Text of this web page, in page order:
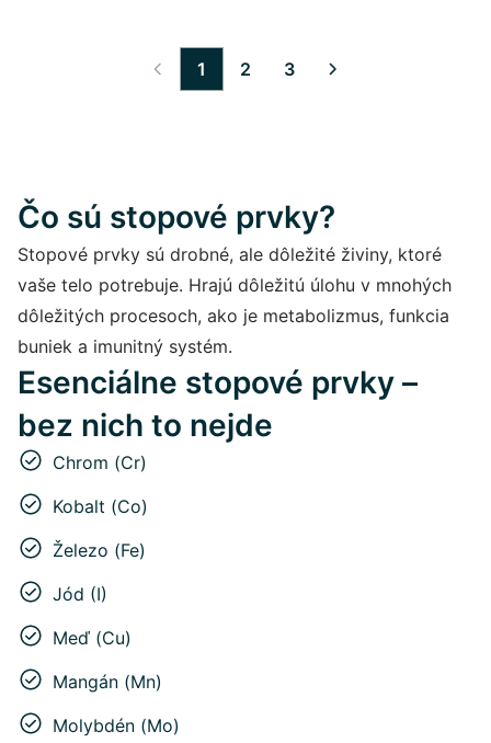
1 2 3
Čo sú stopové prvky?
Stopové prvky sú drobné, ale dôležité živiny, ktoré
vaše telo potrebuje. Hrajú dôležitú úlohu v mnohých
dôležitých procesoch, ako je metabolizmus, funkcia
buniek a imunitný systém.
Esenciálne stopové prvky –
bez nich to nejde
Chrom (Cr)
Kobalt (Co)
Železo (Fe)
Jód (I)
Meď (Cu)
Mangán (Mn)
Molybdén (Mo)